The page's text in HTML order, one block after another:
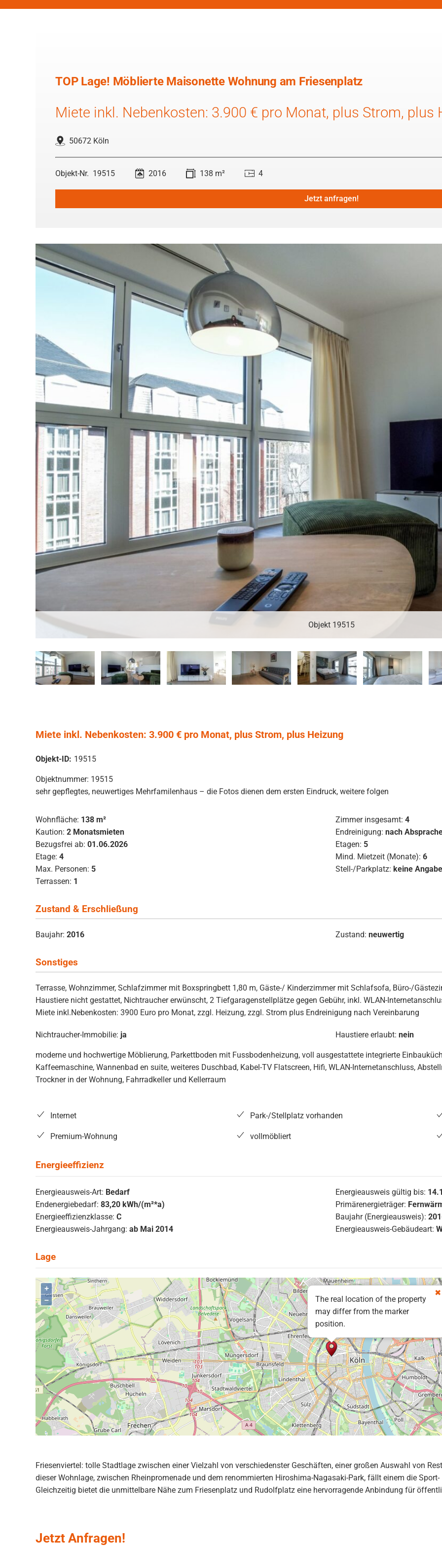
TOP Lage! Möblierte Maisonette Wohnung am Friesenplatz
Miete inkl. Nebenkosten: 3.900 € pro Monat, plus Strom, plus
50672 Köln
19515 2016 138 m² 4
Jetzt anfragen!
Objekt 19515
Miete inkl. Nebenkosten: 3.900 € pro Monat, plus Strom, plus Heizung
Objekt-ID: 19515
Objektnummer: 19515
sehr gepflegtes, neuwertiges Mehrfamilenhaus – die Fotos dienen dem ersten Eindruck, weitere folgen
Wohnfläche: 138 m² Zimmer insgesamt: 4
Kaution: 2 Monatsmieten Endreinigung: nach
Bezugsfrei ab: 01.06.2026 Etagen: 5
Etage: 4 Mind. Mietzeit (Monate): 6
Max. Personen: 5 Stell-/Parkplatz: keine
Terrassen: 1
Zustand & Erschließung
Baujahr: 2016 Zustand: neuwertig
Sonstiges
Terrasse, Wohnzimmer, Schlafzimmer mit Boxspringbett 1,80 m, Gäste-/ Kinderzimmer mit Schlafsofa, Büro-/
Haustiere nicht gestattet, Nichtraucher erwünscht, 2 Tiefgaragenstellplätze gegen Gebühr, inkl. WLAN-
Miete inkl.Nebenkosten: 3900 Euro pro Monat, zzgl. Heizung, zzgl. Strom plus Endreinigung nach Vereinbarung
Nichtraucher-Immobilie: ja Haustiere erlaubt: nein
moderne und hochwertige Möblierung, Parkettboden mit Fussbodenheizung, voll ausgestattete integrierte
Kaffeemaschine, Wannenbad en suite, weiteres Duschbad, Kabel-TV Flatscreen, Hifi, WLAN-Internetanschluss,
Trockner in der Wohnung, Fahrradkeller und Kellerraum
Internet Park-/Stellplatz vorhanden
Premium-Wohnung vollmöbliert
Energieausweis-Art: Bedarf Energieausweis gültig bis:
Endenergiebedarf: 83,20 kWh/(m²*a) Primärenergieträger:
Energieeffizienzklasse: C Baujahr (Energieausweis):
Energieausweis-Jahrgang: ab Mai 2014 Energieausweis-Gebäudeart:
The real location of the property
may differ from the marker
position.
+
–
Friesenviertel: tolle Stadtlage zwischen einer Vielzahl von verschiedenster Geschäften, einer großen Auswahl von
dieser Wohnlage, zwischen Rheinpromenade und dem renommierten Hiroshima-Nagasaki-Park, fällt einem die
Gleichzeitig bietet die unmittelbare Nähe zum Friesenplatz und Rudolfplatz eine hervorragende Anbindung für
Jetzt Anfragen!